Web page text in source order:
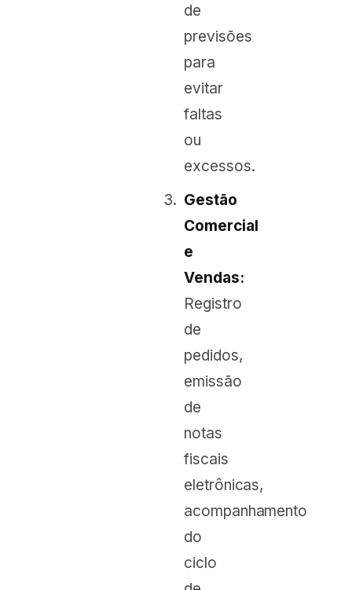
de
previsões
para
evitar
faltas
ou
excessos.
Gestão
Comercial
e
Vendas:
Registro
de
pedidos,
emissão
de
notas
fiscais
eletrônicas,
acompanhamento
do
ciclo